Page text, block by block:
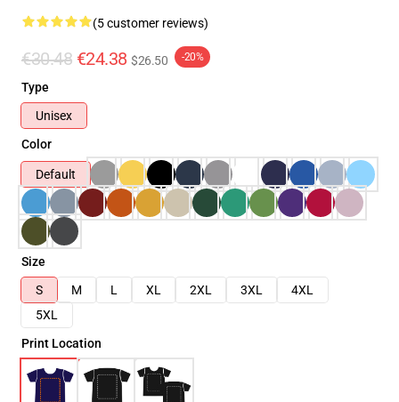
(5 customer reviews)
€30.48 €24.38 $26.50 -20%
Type
Unisex
Color
Default
Size
S
M L XL 2XL 3XL
4XL
5XL
Print Location